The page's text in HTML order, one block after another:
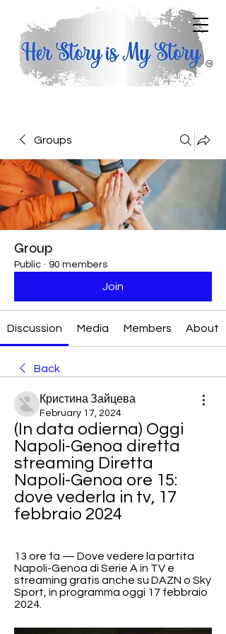
Groups
Group
Public · 90 members
Join
Discussion Media Members About
Back
Кристина Зайцева
February 17, 2024
(In data odierna) Oggi
Napoli-Genoa diretta
streaming Diretta
Napoli-Genoa ore 15:
dove vederla in tv, 17
febbraio 2024
13 ore fa — Dove vedere la partita
Napoli-Genoa di Serie A in TV e
streaming gratis anche su DAZN o Sky
Sport, in programma oggi 17 febbraio
2024.